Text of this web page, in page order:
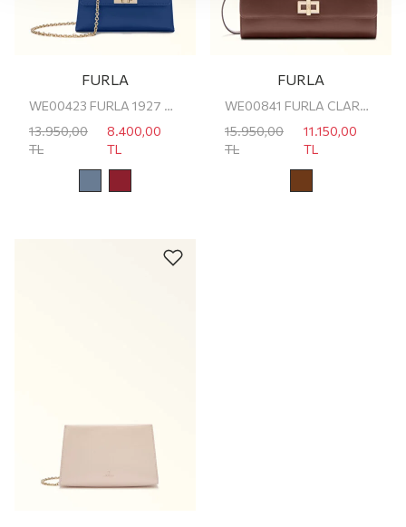
FURLA
WE00423 FURLA 1927 MINI CROSSBODY TOP
13.950,00
TL
8.400,00
TL
FURLA
WE00841 FURLA CLARA CROSSBODY CLUTCH
15.950,00
TL
11.150,00
TL